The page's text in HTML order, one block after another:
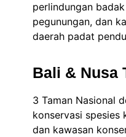
perlindungan
pegunungan, dan
daerah padat
Bali & Nusa
3 Taman Nasional
konservasi spesies
dan kawasan